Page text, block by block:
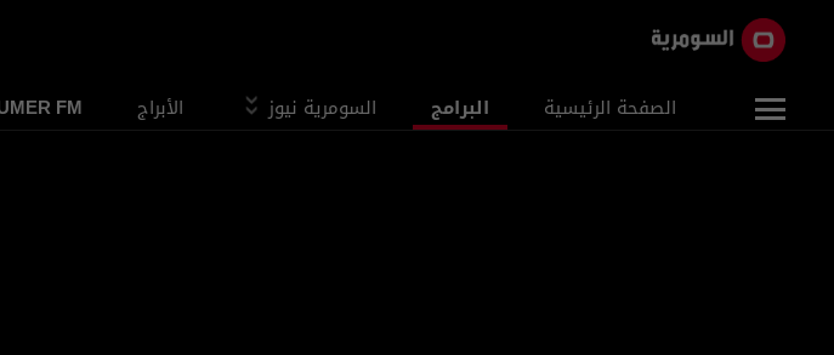
الصفحة الرئيسية البرامج السومرية نيوز الأبراج FM